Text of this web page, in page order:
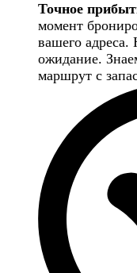
Точное
момент
вашего адреса.
ожидание.
маршрут с